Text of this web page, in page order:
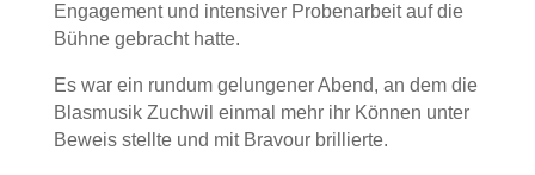
Engagement und intensiver Probenarbeit auf die
Bühne gebracht hatte.
Es war ein rundum gelungener Abend, an dem die
Blasmusik Zuchwil einmal mehr ihr Können unter
Beweis stellte und mit Bravour brillierte.